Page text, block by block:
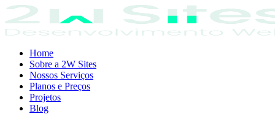
Home
Sobre a 2W Sites
Nossos Serviços
Planos e Preços
Projetos
Blog